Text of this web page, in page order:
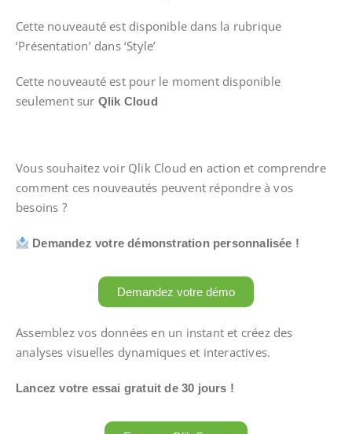
Cette nouveauté est disponible dans la rubrique
‘Présentation’ dans ‘Style’
Cette nouveauté est pour le moment disponible
seulement sur Qlik Cloud
Vous souhaitez voir Qlik Cloud en action et comprendre
comment ces nouveautés peuvent répondre à vos
besoins ?
Demandez votredémonstration personnalisée !
Demandez votre démo
Assemblez vos données en un instant et créez des
analyses visuelles dynamiques et interactives.
Lancez votre essai gratuit de 30 jours !